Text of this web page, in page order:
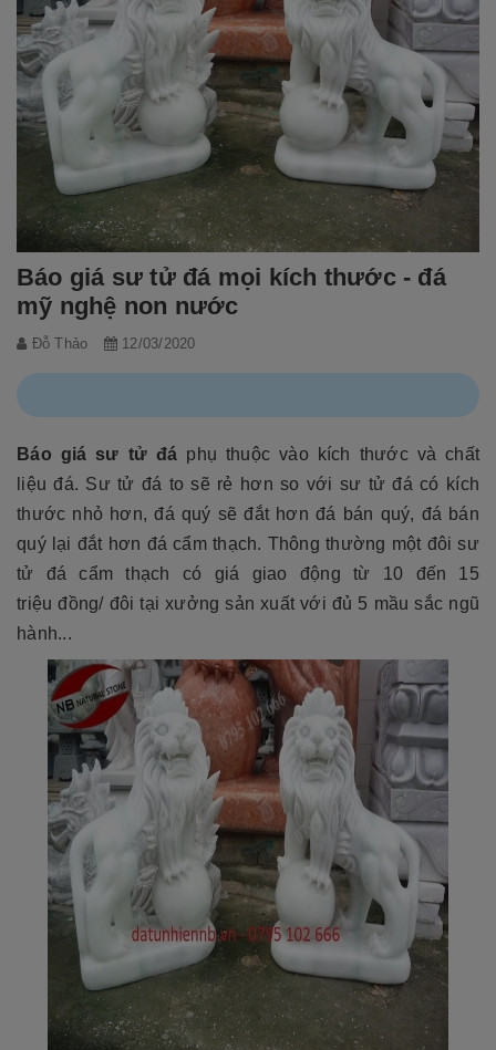
Báo giá sư tử đá mọi kích thước - đá
mỹ nghệ non nước
Đỗ Thảo 12/03/2020
Báo giá sư tử đá phụ thuộc vào kích thước và chất
liệu đá. Sư tử đá to sẽ rẻ hơn so với sư tử đá có kích
thước nhỏ hơn, đá quý sẽ đắt hơn đá bán quý, đá bán
quý lại đắt hơn đá cẩm thạch. Thông thường một đôi sư
tử đá cẩm thạch có giá giao động từ 10 đến 15
triệu đồng/ đôi tại xưởng sản xuất với đủ 5 mầu sắc ngũ
hành...